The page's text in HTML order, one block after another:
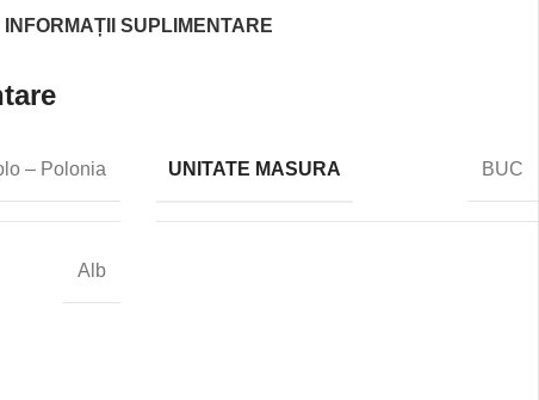
INFORMAȚII SUPLIMENTARE
– Polonia UNITATE MASURA BUC
Alb